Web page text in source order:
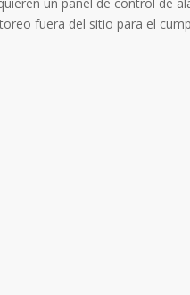
fuera del sitio para el